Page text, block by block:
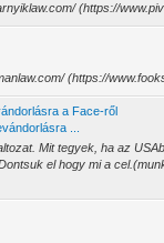
(https://
(https://
a Face-ről
...
Mit tegyek, ha az
el hogy mi a